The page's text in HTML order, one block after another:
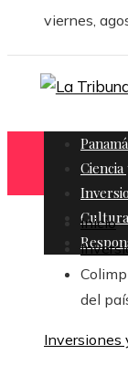
viernes,
Panamá
Inicio
del
Inversiones